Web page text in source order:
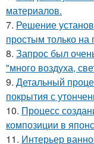
материалов.
7. Решение
простым только на
8. Запрос был
"много воздуха,
9. Детальный
покрытия с
10. Процесс
композиции в
11. Интерьер